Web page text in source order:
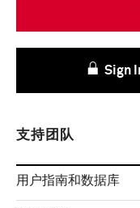
Sign
支持团队
用户指南和数据库